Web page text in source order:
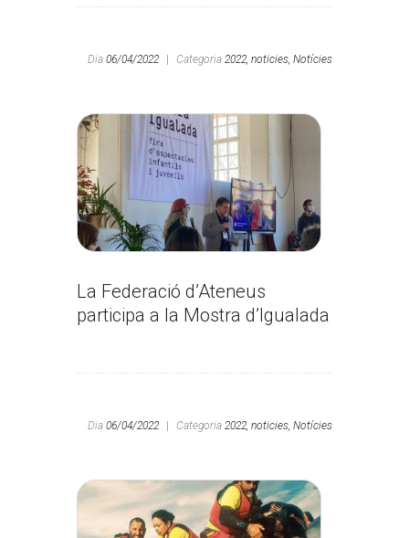
Dia 06/04/2022 Categoria 2022, noticies, Notícies
La Federació d’Ateneus
participa a la Mostra d’Igualada
Dia 06/04/2022 Categoria 2022, noticies, Notícies